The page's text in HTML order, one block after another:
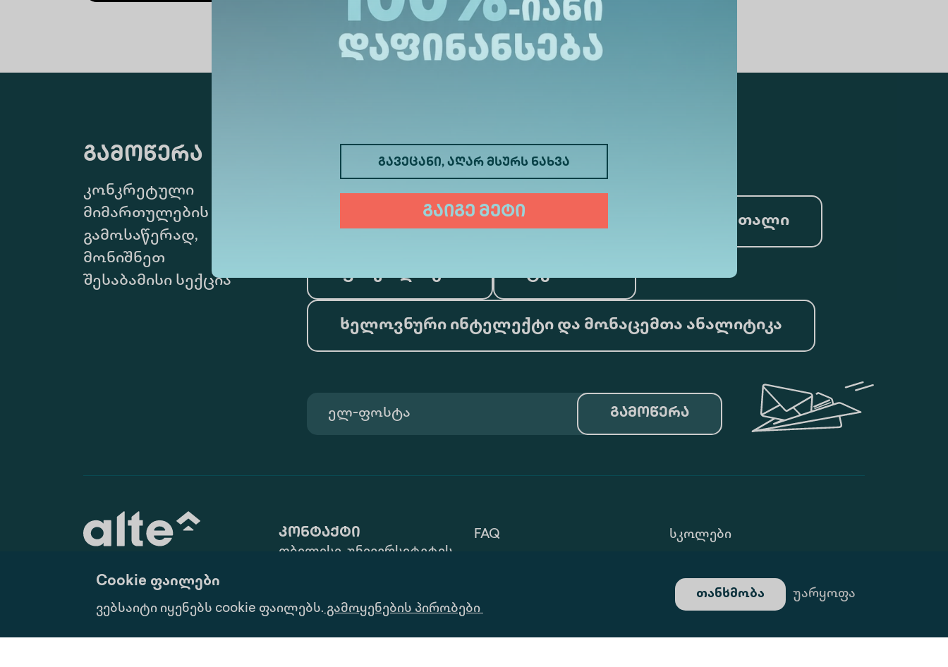
Cookie ფაილები
ვებსაიტი იყენებს cookie ფაილებს. გამოყენების პირობები
უარყოფა
თანხმობა
გავეცანი, აღარ მსურს ნახვა
გაიგე მეტი
გამოწერა
კონკრეტული
მიმართულების
გამოსაწერად,
მონიშნეთ
შესაბამისი სექცია
მედიცინა ბიზნესი
საინფორმაციო ტექნოლოგიები სამართალი
ფსიქოლოგია ტურიზმი
ხელოვნური ინტელექტი და მონაცემთა ანალიტიკა
გამოწერა
განვითარებისათვის
კონტაქტი
თბილისი, უნივერსიტეტის
info@alte.edu.ge
FAQ Სკოლები
Მოთხოვნა
Გალერეა